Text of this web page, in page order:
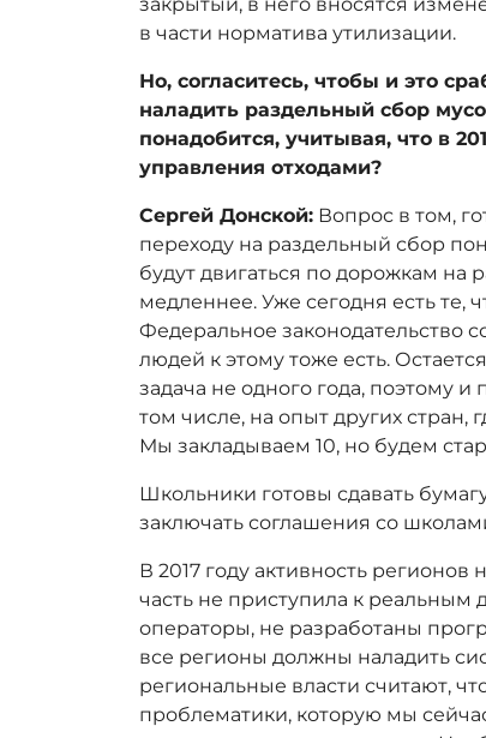
в части норматива утилизации.
Но, согласитесь, чтобы и это
наладить раздельный сбор
понадобится, учитывая, что в
управления отходами?
Сергей Донской: Вопрос в том,
переходу на раздельный сбор
будут двигаться по дорожкам на
медленнее. Уже сегодня есть те,
Федеральное законодательство
людей к этому тоже есть.
задача не одного года, поэтому
том числе, на опыт других стран,
Мы закладываем 10, но будем
Школьники готовы сдавать
заключать соглашения со
В 2017 году активность
часть не приступила к
операторы, не разработаны
все регионы должны наладить
региональные власти считают,
проблематики, которую мы